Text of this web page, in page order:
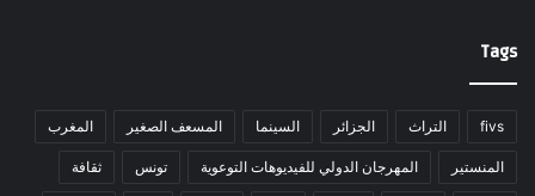
Tags
fivs التراث الجزائر السينما المسعف الصغير المغرب
المنستير المهرجان الدولي للفيديوهات التوعوية تونس ثقافة